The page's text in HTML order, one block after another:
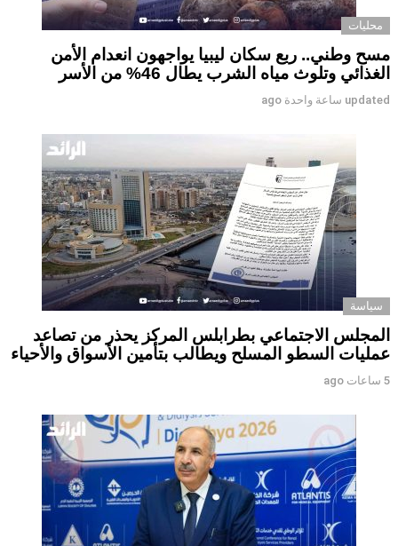
محليات
مسح وطني.. ربع سكان ليبيا يواجهون انعدام الأمن
الغذائي وتلوث مياه الشرب يطال 46% من الأسر
updated ساعة واحدة ago
سياسة
المجلس الاجتماعي بطرابلس المركز يحذر من تصاعد
عمليات السطو المسلح ويطالب بتأمين الأسواق والأحياء
5 ساعات ago